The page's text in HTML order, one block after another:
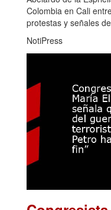
Colombia en Cali
protestas y señales
NotiPress